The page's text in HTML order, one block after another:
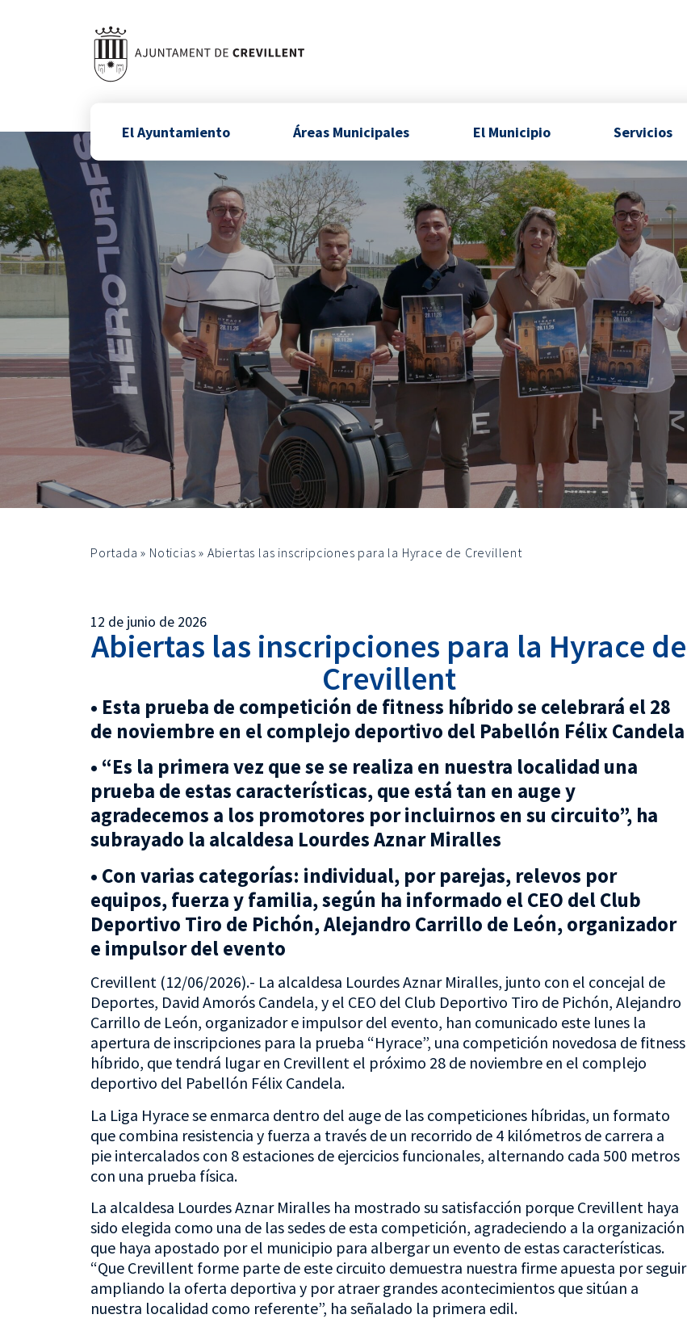
El Ayuntamiento Áreas Municipales El Municipio Servicios
Portada » Noticias » Abiertas las inscripciones para la Hyrace de Crevillent
12 de junio de 2026
Abiertas las inscripciones para la Hyrace de
Crevillent
• Esta prueba de competición de fitness híbrido se celebrará el 28
de noviembre en el complejo deportivo del Pabellón Félix Candela
• “Es la primera vez que se se realiza en nuestra localidad una
prueba de estas características, que está tan en auge y
agradecemos a los promotores por incluirnos en su circuito”, ha
subrayado la alcaldesa Lourdes Aznar Miralles
• Con varias categorías: individual, por parejas, relevos por
equipos, fuerza y familia, según ha informado el CEO del Club
Deportivo Tiro de Pichón, Alejandro Carrillo de León, organizador
e impulsor del evento
Crevillent (12/06/2026).- La alcaldesa Lourdes Aznar Miralles, junto con el concejal de
Deportes, David Amorós Candela, y el CEO del Club Deportivo Tiro de Pichón, Alejandro
Carrillo de León, organizador e impulsor del evento, han comunicado este lunes la
apertura de inscripciones para la prueba “Hyrace”, una competición novedosa de fitness
híbrido, que tendrá lugar en Crevillent el próximo 28 de noviembre en el complejo
deportivo del Pabellón Félix Candela.
La Liga Hyrace se enmarca dentro del auge de las competiciones híbridas, un formato
que combina resistencia y fuerza a través de un recorrido de 4 kilómetros de carrera a
pie intercalados con 8 estaciones de ejercicios funcionales, alternando cada 500 metros
con una prueba física.
La alcaldesa Lourdes Aznar Miralles ha mostrado su satisfacción porque Crevillent haya
sido elegida como una de las sedes de esta competición, agradeciendo a la organización
que haya apostado por el municipio para albergar un evento de estas características.
“Que Crevillent forme parte de este circuito demuestra nuestra firme apuesta por seguir
ampliando la oferta deportiva y por atraer grandes acontecimientos que sitúan a
nuestra localidad como referente”, ha señalado la primera edil.